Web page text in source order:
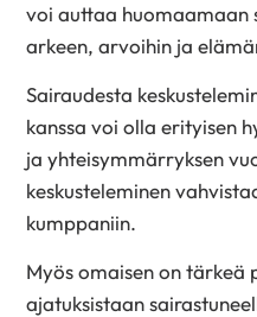
voi auttaa huomaamaan
arkeen, arvoihin ja
Sairaudesta
kanssa voi olla erityisen
ja yhteisymmärryksen
keskusteleminen
kumppaniin.
Myös omaisen on
ajatuksistaan